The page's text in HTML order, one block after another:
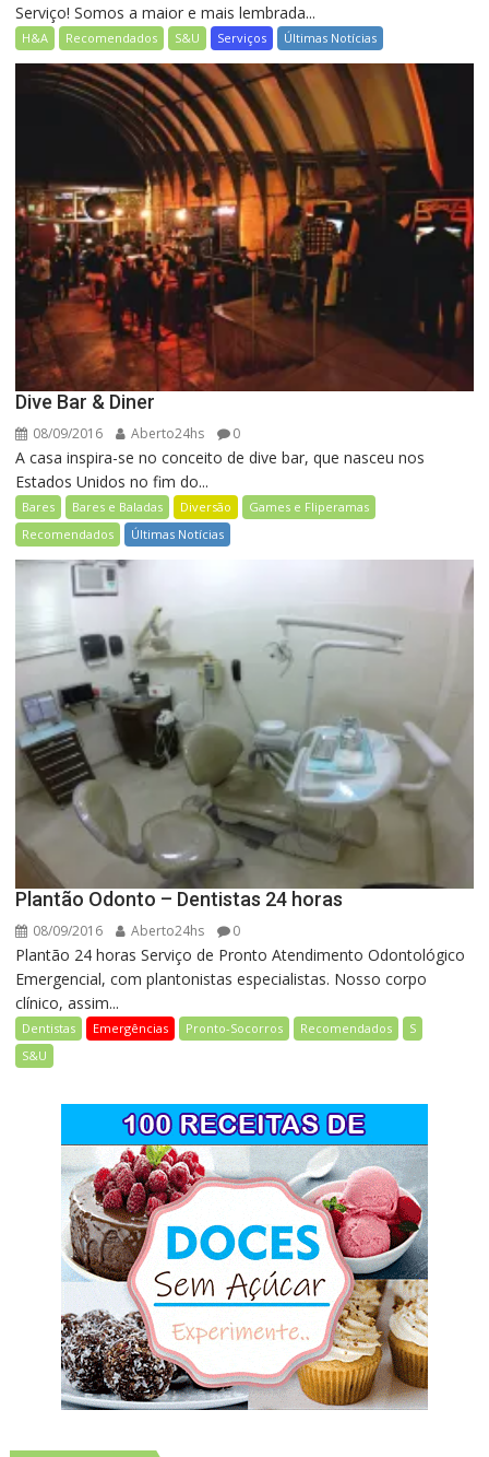
Serviço! Somos a maior e mais lembrada...
H&A Recomendados S&U Serviços Últimas Notícias
Dive Bar & Diner
08/09/2016 Aberto24hs 0
A casa inspira-se no conceito de dive bar, que nasceu nos
Estados Unidos no fim do...
Bares Bares e Baladas Diversão
Games e Fliperamas
Recomendados
Últimas Notícias
Plantão Odonto – Dentistas 24 horas
08/09/2016 Aberto24hs 0
Plantão 24 horas Serviço de Pronto Atendimento Odontológico
Emergencial, com plantonistas especialistas. Nosso corpo
clínico, assim...
Dentistas Emergências Pronto-Socorros Recomendados
S
S&U